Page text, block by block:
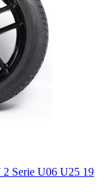
Serie U06 U25 19